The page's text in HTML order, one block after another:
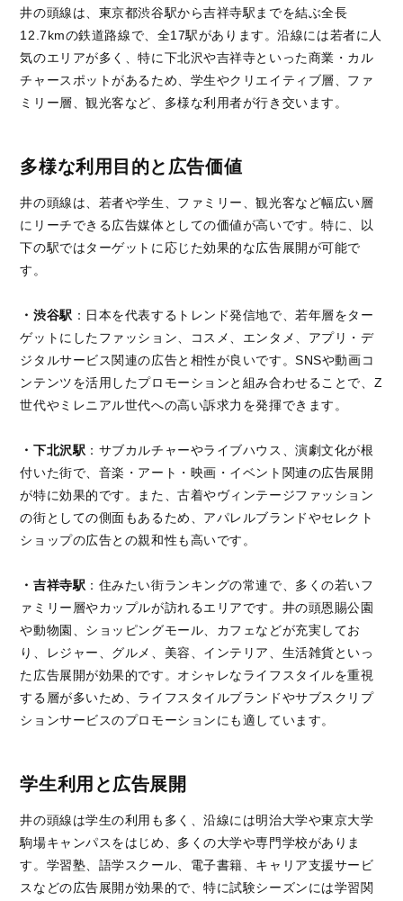
井の頭線は、東京都渋谷駅から吉祥寺駅までを結ぶ全長
12.7kmの鉄道路線で、全17駅があります。沿線には若者に人
気のエリアが多く、特に下北沢や吉祥寺といった商業・カル
チャースポットがあるため、学生やクリエイティブ層、ファ
ミリー層、観光客など、多様な利用者が行き交います。
多様な利用目的と広告価値
井の頭線は、若者や学生、ファミリー、観光客など幅広い層
にリーチできる広告媒体としての価値が高いです。特に、以
下の駅ではターゲットに応じた効果的な広告展開が可能で
す。
・渋谷駅 ：日本を代表するトレンド発信地で、若年層をター
ゲットにしたファッション、コスメ、エンタメ、アプリ・デ
ジタルサービス関連の広告と相性が良いです。SNSや動画コ
ンテンツを活用したプロモーションと組み合わせることで、Z
世代やミレニアル世代への高い訴求力を発揮できます。
・下北沢駅 ：サブカルチャーやライブハウス、演劇文化が根
付いた街で、音楽・アート・映画・イベント関連の広告展開
が特に効果的です。また、古着やヴィンテージファッション
の街としての側面もあるため、アパレルブランドやセレクト
ショップの広告との親和性も高いです。
・吉祥寺駅 ：住みたい街ランキングの常連で、多くの若いフ
ァミリー層やカップルが訪れるエリアです。井の頭恩賜公園
や動物園、ショッピングモール、カフェなどが充実してお
り、レジャー、グルメ、美容、インテリア、生活雑貨といっ
た広告展開が効果的です。オシャレなライフスタイルを重視
する層が多いため、ライフスタイルブランドやサブスクリプ
ションサービスのプロモーションにも適しています。
学生利用と広告展開
井の頭線は学生の利用も多く、沿線には明治大学や東京大学
駒場キャンパスをはじめ、多くの大学や専門学校がありま
す。学習塾、語学スクール、電子書籍、キャリア支援サービ
スなどの広告展開が効果的で、特に試験シーズンには学習関